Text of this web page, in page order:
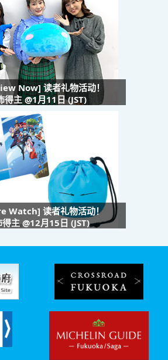
Now] 读者礼物活动！
得主 @1月11日 (JST)
Watch] 读者礼物活动！
主 @12月15日 (JST)